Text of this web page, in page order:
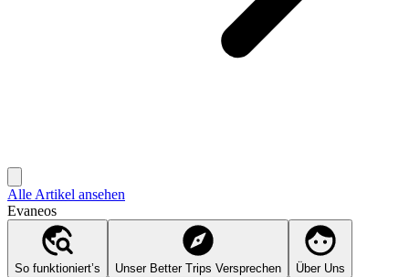
Alle Artikel ansehen
Evaneos
So funktioniert’s Unser Better Trips Versprechen Über Uns